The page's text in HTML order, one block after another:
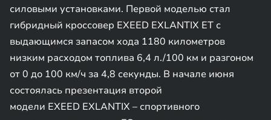
силовыми установками. Первой моделью стал
гибридный кроссовер EXEED EXLANTIX ET с
выдающимся запасом хода 1180 километров
низким расходом топлива 6,4 л./100 км и разгоном
от 0 до 100 км/ч за 4,8 секунды. В начале июня
состоялась презентация второй
модели EXEED EXLANTIX – спортивного